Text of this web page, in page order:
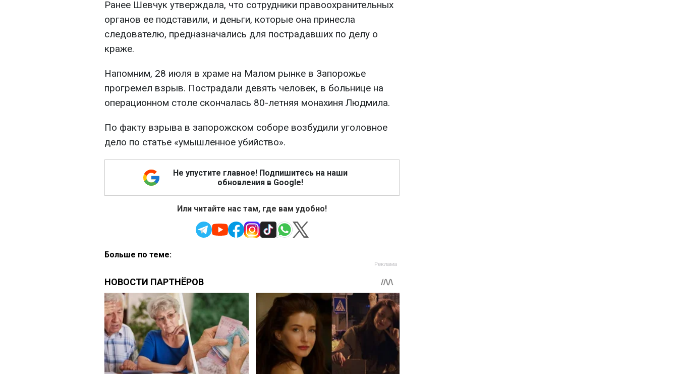
Ранее Шевчук утверждала, что сотрудники правоохранительных
органов ее подставили, и деньги, которые она принесла
следователю, предназначались для пострадавших по делу о
краже.
Напомним, 28 июля в храме на Малом рынке в Запорожье
прогремел взрыв. Пострадали девять человек, в больнице на
операционном столе скончалась 80-летняя монахиня Людмила.
По факту взрыва в запорожском соборе возбудили уголовное
дело по статье «умышленное убийство».
Не упустите главное! Подпишитесь на наши
обновления в Google!
Или читайте нас там, где вам удобно!
Больше по теме: